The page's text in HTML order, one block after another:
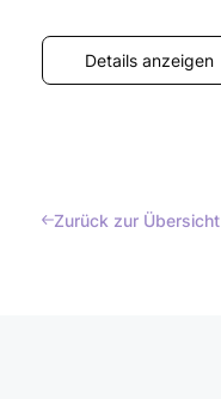
Details anzeigen
Zurück zur Übersicht